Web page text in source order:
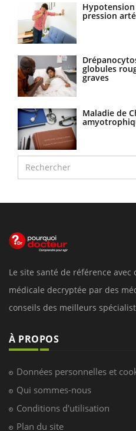
pression
globules
graves
Maladie de
Le site santé de référence
médicale decryptée par des
conseils des meilleurs
À PROPOS
Données personnelles et
Qui sommes-nous
Conditions d'utilisation
Plan du site